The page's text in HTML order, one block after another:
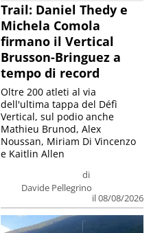
Trail: Daniel Thedy e
Michela Comola
firmano il Vertical
Brusson-Bringuez a
tempo di record
di
Davide Pellegrino
il 08/08/2026
Oltre 200 atleti al via
dell'ultima tappa del Défì
Vertical, sul podio anche
Mathieu Brunod, Alex
Noussan, Miriam Di Vincenzo
e Kaitlin Allen